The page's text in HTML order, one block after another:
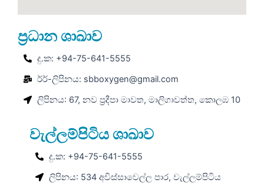
ප්‍රධාන ශාඛාව
දු.ක: +94-75-641-5555
ර්‍ර්-ලිපිනය: sbboxygen@gmail.com
ලිපිනය: 67, නව ප්‍රදීපා මාවත, මාලිගාවත්ත, කොලඹ 10
වැල්ලම්පිටිය ශාඛාව
දු.ක: +94-75-641-5555
ලිපිනය: 534 අවිස්සාවෙල්ල පාර, වැල්ලම්පිටිය